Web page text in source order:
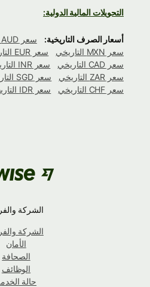
التحويلات المالية الدولية:
أسعار الصرف التاريخية: سعر AUD التاريخي
سعر MXN التاريخي
سعر EUR التاريخي
سعر CAD التاريخي
سعر INR التاريخي
سعر ZAR التاريخي
سعر SGD التاريخي
سعر CHF التاريخي
سعر IDR التاريخي
الشركة والفريق
الشركة والفريق
الأمان
الصحافة
الوظائف
حالة الخدمة